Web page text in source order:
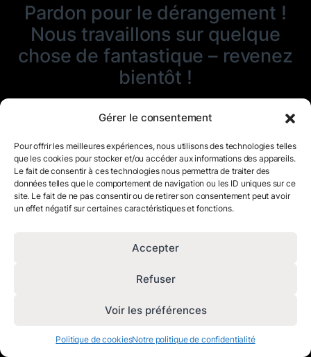
Gérer le consentement
Pour offrir les meilleures expériences, nous utilisons des technologies telles
que les cookies pour stocker et/ou accéder aux informations des appareils.
Le fait de consentir à ces technologies nous permettra de traiter des
données telles que le comportement de navigation ou les ID uniques sur ce
site. Le fait de ne pas consentir ou de retirer son consentement peut avoir
un effet négatif sur certaines caractéristiques et fonctions.
Accepter
Refuser
Voir les préférences
Politique de cookiesNotre politique de confidentialité
Pardon pour le dérangement !
Nous travaillons sur quelque
chose de fantastique – revenez
bientôt !